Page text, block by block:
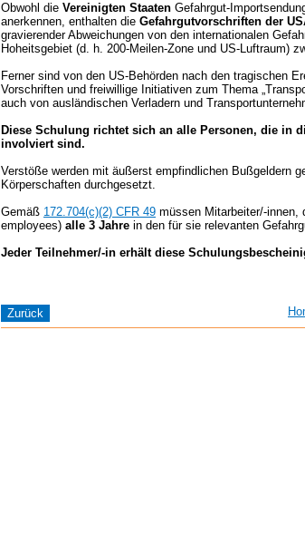
Obwohl die Vereinigten Staaten Gefahrgut-
anerkennen, enthalten die Gefahrgutvorschriften der
gravierender Abweichungen von den internationalen
Hoheitsgebiet (d. h. 200-Meilen-Zone und US-Luftraum)
Ferner sind von den US-Behörden nach den tragischen
Vorschriften und freiwillige Initiativen zum Thema
auch von ausländischen Verladern und
Diese Schulung richtet sich an alle Personen, die in
involviert sind.
Verstöße werden mit äußerst empfindlichen Bußgeldern
Körperschaften durchgesetzt.
Gemäß 172.704(c)(2) CFR 49 müssen Mitarbeiter/-innen,
employees) alle 3 Jahre in den für sie relevanten
Jeder Teilnehmer/-in erhält diese